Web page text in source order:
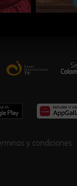
y condiciones